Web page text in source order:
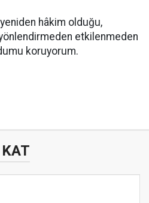
hâkim olduğu,
etkilenmeden
koruyorum.